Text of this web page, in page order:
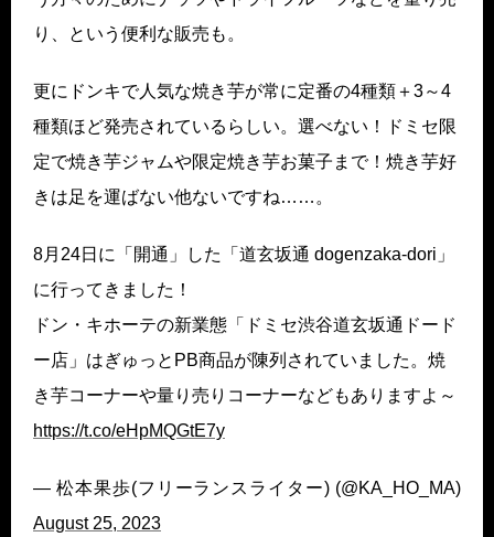
り、という便利な販売も。
更にドンキで人気な焼き芋が常に定番の4種類＋3～4
種類ほど発売されているらしい。選べない！ドミセ限
定で焼き芋ジャムや限定焼き芋お菓子まで！焼き芋好
きは足を運ばない他ないですね……。
8月24日に「開通」した「道玄坂通 dogenzaka-dori」
に行ってきました！
ドン・キホーテの新業態「ドミセ渋谷道玄坂通ドード
ー店」はぎゅっとPB商品が陳列されていました。焼
き芋コーナーや量り売りコーナーなどもありますよ～
https://t.co/eHpMQGtE7y
— 松本果歩(フリーランスライター) (@KA_HO_MA)
August 25, 2023